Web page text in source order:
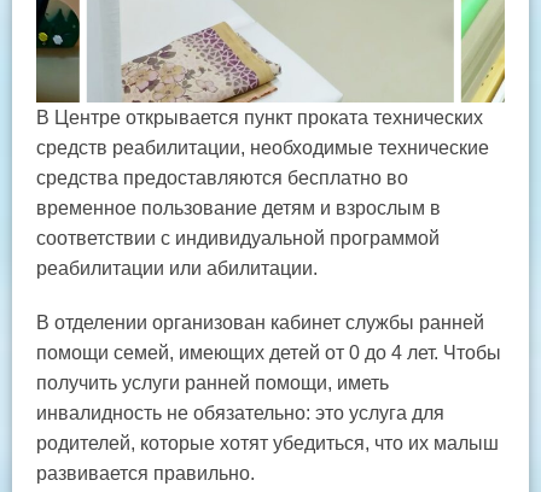
В Центре открывается пункт проката технических
средств реабилитации, необходимые технические
средства предоставляются бесплатно во
временное пользование детям и взрослым в
соответствии с индивидуальной программой
реабилитации или абилитации.
В отделении организован кабинет службы ранней
помощи семей, имеющих детей от 0 до 4 лет. Чтобы
получить услуги ранней помощи, иметь
инвалидность не обязательно: это услуга для
родителей, которые хотят убедиться, что их малыш
развивается правильно.